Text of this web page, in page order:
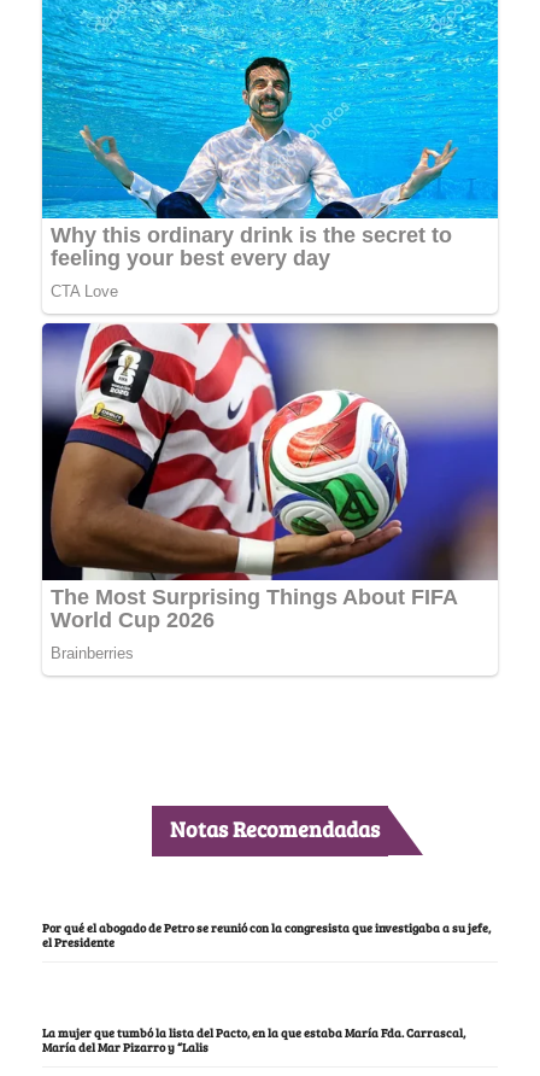
Notas Recomendadas
Por qué el abogado de Petro se reunió con la congresista que investigaba a su jefe,
el Presidente
La mujer que tumbó la lista del Pacto, en la que estaba María Fda. Carrascal,
María del Mar Pizarro y “Lalis